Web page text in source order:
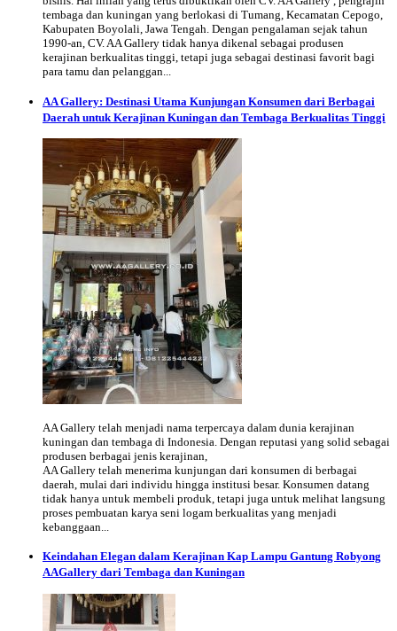
tembaga dan kuningan yang berlokasi di Tumang, Kecamatan Cepogo,
Kabupaten Boyolali, Jawa Tengah. Dengan pengalaman sejak tahun
1990-an, CV. AA Gallery tidak hanya dikenal sebagai produsen
kerajinan berkualitas tinggi, tetapi juga sebagai destinasi favorit bagi
para tamu dan pelanggan...
AA Gallery: Destinasi Utama Kunjungan Konsumen dari Berbagai
Daerah untuk Kerajinan Kuningan dan Tembaga Berkualitas Tinggi
AA Gallery telah menjadi nama terpercaya dalam dunia kerajinan
kuningan dan tembaga di Indonesia. Dengan reputasi yang solid sebagai
produsen berbagai jenis kerajinan,
AA Gallery telah menerima kunjungan dari konsumen di berbagai
daerah, mulai dari individu hingga institusi besar. Konsumen datang
tidak hanya untuk membeli produk, tetapi juga untuk melihat langsung
proses pembuatan karya seni logam berkualitas yang menjadi
kebanggaan...
Keindahan Elegan dalam Kerajinan Kap Lampu Gantung Robyong
AAGallery dari Tembaga dan Kuningan